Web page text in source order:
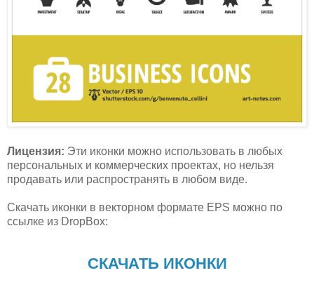
Лицензия: Эти иконки можно использовать в любых
персональных и коммерческих проектах, но нельзя
продавать или распространять в любом виде.
Скачать иконки в векторном формате EPS можно по
ссылке из DropBox:
СКАЧАТЬ ИКОНКИ